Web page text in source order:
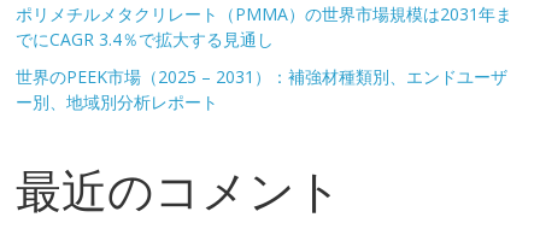
ポリメチルメタクリレート（PMMA）の世界市場規模は2031年ま
でにCAGR 3.4％で拡大する見通し
世界のPEEK市場（2025 – 2031）：補強材種類別、エンドユーザ
ー別、地域別分析レポート
最近のコメント